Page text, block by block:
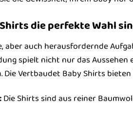
die perfekte Wahl
auch herausfordernde
spielt nicht nur das
Vertbaudet Baby Shirts
Die Shirts sind aus reiner